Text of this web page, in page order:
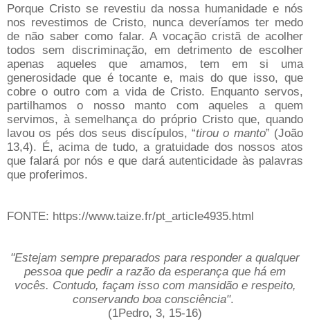
Porque Cristo se revestiu da nossa humanidade e nós
nos revestimos de Cristo, nunca deveríamos ter medo
de não saber como falar. A vocação cristã de acolher
todos sem discriminação, em detrimento de escolher
apenas aqueles que amamos, tem em si uma
generosidade que é tocante e, mais do que isso, que
cobre o outro com a vida de Cristo. Enquanto servos,
partilhamos o nosso manto com aqueles a quem
servimos, à semelhança do próprio Cristo que, quando
lavou os pés dos seus discípulos, “tirou o manto” (João
13,4). É, acima de tudo, a gratuidade dos nossos atos
que falará por nós e que dará autenticidade às palavras
que proferimos.
FONTE: https://www.taize.fr/pt_article4935.html
"Estejam sempre preparados para responder a qualquer
pessoa que pedir a razão da esperança que há em
vocês. Contudo, façam isso com mansidão e respeito,
conservando boa consciência".
(1Pedro, 3, 15-16)